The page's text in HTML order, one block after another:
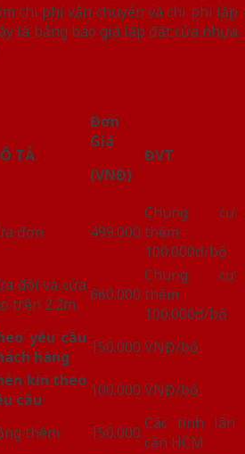
chi phí vận chuyển và chi phí lắp
là bảng báo giá lắp đặt cửa nhựa
TẢ
Đơn
Giá
(VNĐ)
ĐVT
đơn 499.000
Chung cư
thêm
100.000đ/bộ
đôi và cửa
trên 2.2m
660.000
Chung cư
thêm
100.000đ/bộ
yêu cầu
hàng
150.000 VNĐ/bộ
kín theo
cầu
100.000 VNĐ/bộ
thêm 150.000 Các tỉnh lân
cận HCM